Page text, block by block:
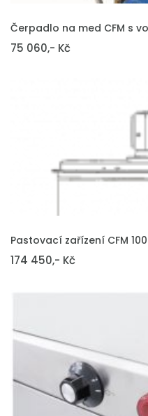
VLOŽIT DO KOŠÍKU
Čerpadlo na med CFM s
75 060,- Kč
VLOŽIT DO KOŠÍKU
Pastovací zařízení CFM
174 450,- Kč